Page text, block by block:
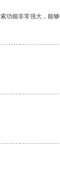
能非常强大，能够